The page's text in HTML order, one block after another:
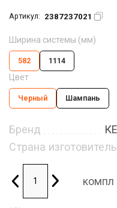
Артикул: 2387237021
Ширина системы (мм)
582 1114
Цвет
Черный Шампань
Бренд
Страна изготовитель
компл